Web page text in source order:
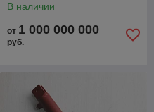
В наличии
от 1 000 000 000
руб.